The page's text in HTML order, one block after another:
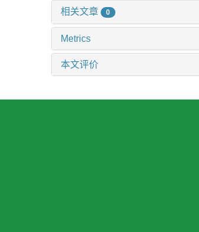
相关文章 0
Metrics
本文评价